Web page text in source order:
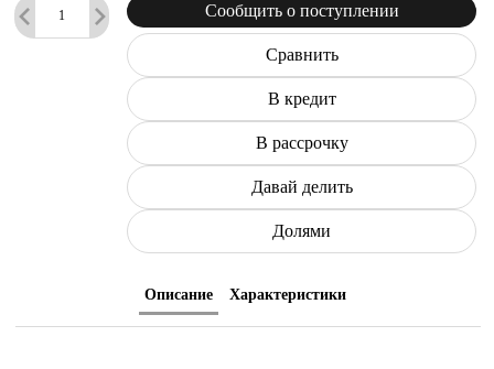
Сообщить о поступлении
Сравнить
В кредит
В рассрочку
Давай делить
Долями
Описание Характеристики